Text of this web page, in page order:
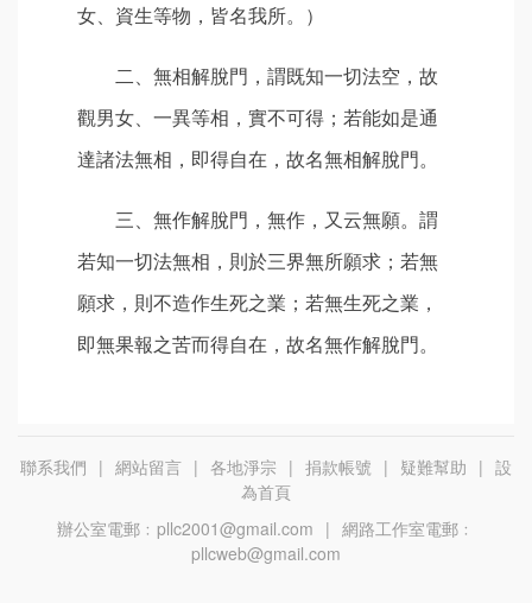
女、資生等物，皆名我所。）
二、無相解脫門，謂既知一切法空，故
觀男女、一異等相，實不可得；若能如是通
達諸法無相，即得自在，故名無相解脫門。
三、無作解脫門，無作，又云無願。謂
若知一切法無相，則於三界無所願求；若無
願求，則不造作生死之業；若無生死之業，
即無果報之苦而得自在，故名無作解脫門。
聯系我們 | 網站留言 | 各地淨宗 | 捐款帳號 | 疑難幫助 | 設
為首頁
辦公室電郵﹕pllc2001@gmail.com | 網路工作室電郵﹕
pllcweb@gmail.com